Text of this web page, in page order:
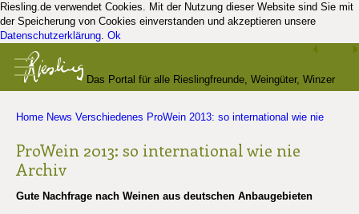
Riesling.de verwendet Cookies. Mit der Nutzung dieser Website sind Sie mit
der Speicherung von Cookies einverstanden und akzeptieren unsere
Datenschutzerklärung. Ok
Das Portal für alle Rieslingfreunde, Weingüter, Winzer
Home News Verschiedenes ProWein 2013: so international wie nie
ProWein 2013: so international wie nie
Archiv
Gute Nachfrage nach Weinen aus deutschen Anbaugebieten